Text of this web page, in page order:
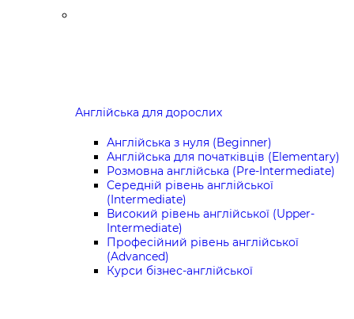
Англійська для дорослих
Англійська з нуля (Beginner)
Англійська для початківців (Elementary)
Розмовна англійська (Pre-Intermediate)
Середній рівень англійської
(Intermediate)
Високий рівень англійської (Upper-
Intermediate)
Професійний рівень англійської
(Advanced)
Курси бізнес-англійської